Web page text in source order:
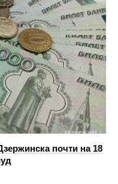
почти на 18